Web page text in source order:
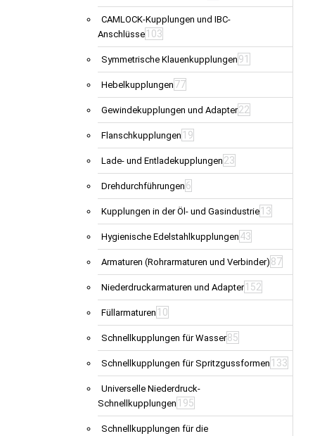
CAMLOCK-Kupplungen und IBC-
Anschlüsse 103
Symmetrische Klauenkupplungen 91
Hebelkupplungen 77
Gewindekupplungen und Adapter22
Flanschkupplungen 19
Lade- und Entladekupplungen 23
Drehdurchführungen 6
Kupplungen in der Öl- und Gasindustrie 13
Hygienische Edelstahlkupplungen 43
Armaturen (Rohrarmaturen und Verbinder) 87
Niederdruckarmaturen und Adapter 152
Füllarmaturen 10
Schnellkupplungen für Wasser85
Schnellkupplungen für Spritzgussformen 133
Universelle Niederdruck-
Schnellkupplungen 195
Schnellkupplungen für die